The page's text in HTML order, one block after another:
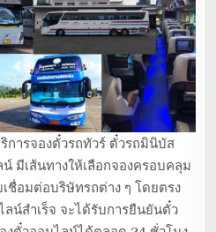
การจองตั๋วรถทัวร์ ตั๋วรถมินิบัส
มีเส้นทางให้เลือกจองครอบคลุม
ชื่อมต่อบริษัทรถต่าง ๆ โดยตรง
ลน์สำเร็จ จะได้รับการยืนยันตั๋ว